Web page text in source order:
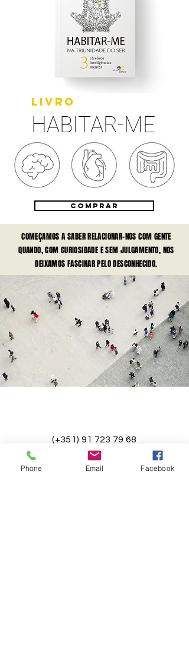
LIVRO
HABITAR-ME
COMPRAR
COMEÇAMOS A SABER RELACIONAR-NOS COM GENTE
QUANDO, COM CURIOSIDADE E SEM JULGAMENTO, NOS
DEIXAMOS FASCINAR PELO DESCONHECIDO.
(+351) 91 723 79 68
joana.r.sobreiro@gmail.com
Phone Email Facebook